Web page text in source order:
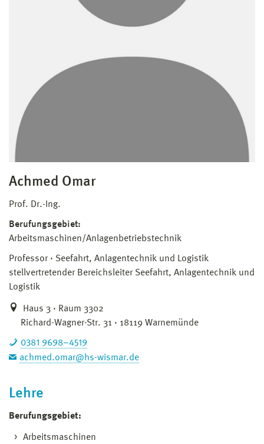
Achmed Omar
Prof. Dr.-Ing.
Berufungsgebiet:
Arbeitsmaschinen/Anlagenbetriebstechnik
Professor
Seefahrt, Anlagentechnik und Logistik
stellvertretender Bereichsleiter Seefahrt, Anlagentechnik und
Logistik
Haus 3 · Raum 3302
Richard-Wagner-Str. 31 · 18119 Warnemünde
0381 9698–4519
achmed.omar@hs-wismar.de
Lehre
Berufungsgebiet:
Arbeitsmaschinen